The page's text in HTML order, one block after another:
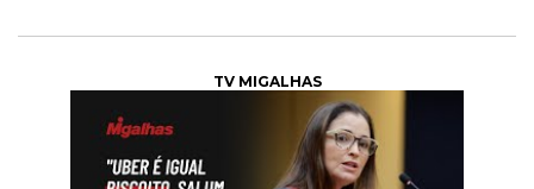
TV MIGALHAS